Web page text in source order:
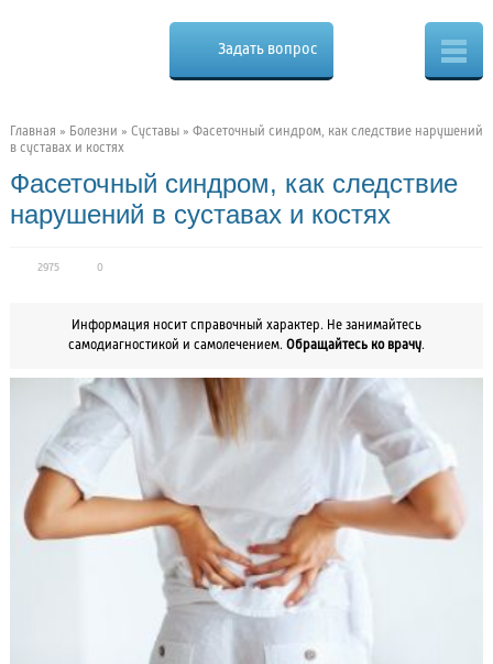
Cure.ru
в
спине
Задать вопрос
Главная » Болезни » Суставы» Фасеточный синдром, как следствие нарушений
в суставах и костях
Фасеточный синдром, как следствие
нарушений в суставах и костях
2975 0
Информация носит справочный характер. Не занимайтесь
самодиагностикой и самолечением. Обращайтесь ко врачу.